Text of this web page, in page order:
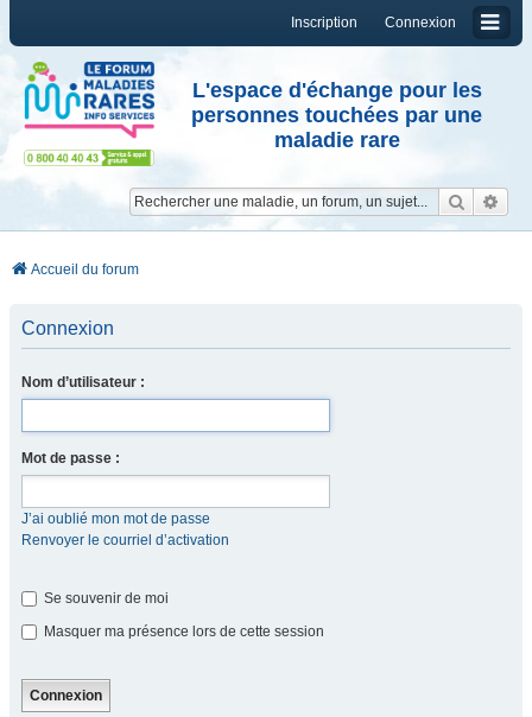
Connexion
Inscription
L'espace d'échange pour les
personnes touchées par une
maladie rare
Accueil du forum
Connexion
Nom d’utilisateur :
Mot de passe :
J’ai oublié mon mot de passe
Renvoyer le courriel d’activation
Se souvenir de moi
Masquer ma présence lors de cette session